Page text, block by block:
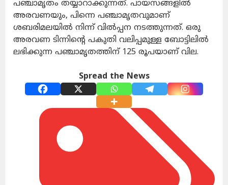
പഞ്ചാമൃതം തയ്യാറാക്കുന്നത്. പായസങ്ങളിൽ
അരവണയും, പിന്നെ പഞ്ചാമൃതവുമാണ്
ശബരിമലയിൽ നിന്ന് വിൽപ്പന നടത്തുന്നത്. ഒരു
അരവണ ടിന്നിന്റെ പകുതി വലിപ്പമുള്ള ബോട്ടിലിൽ
ലഭിക്കുന്ന പഞ്ചാമൃതത്തിന് 125 രൂപയാണ് വില.
Spread the News